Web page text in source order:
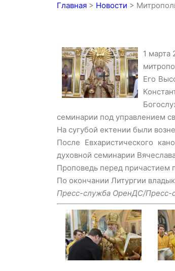
Главная > Новости >
1
Его
семинарии под управлением
На сугубой ектении были
После Евхаристического
духовной семинарии
Проповедь перед причастием
По окончании Литургии
Пресс-служба ОренДС/Пресс-